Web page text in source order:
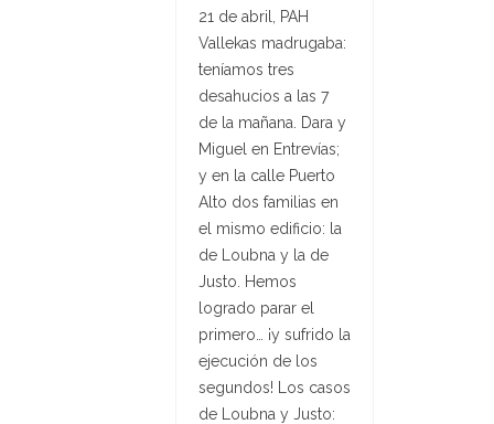
21 de abril, PAH
Vallekas madrugaba:
teníamos tres
desahucios a las 7
de la mañana. Dara y
Miguel en Entrevías;
y en la calle Puerto
Alto dos familias en
el mismo edificio: la
de Loubna y la de
Justo. Hemos
logrado parar el
primero… ¡y sufrido la
ejecución de los
segundos! Los casos
de Loubna y Justo: